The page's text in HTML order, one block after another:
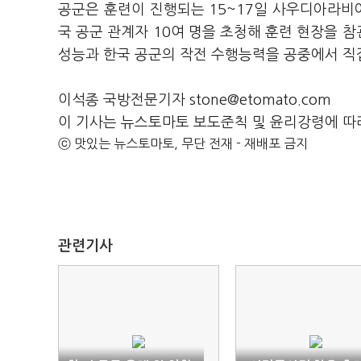
공군은 훈련이 진행되는 15~17일 사우디아라
국 공군 관계자 10여 명을 초청해 훈련 현장을
성능과 한국 공군의 작전 수행능력을 공중에서
이석종 국방전문기자 stone@etomato.com
이 기사는 뉴스토마토 보도준칙 및 윤리강령에
ⓒ 맛있는 뉴스토마토, 무단 전재 - 재배포 금지
관련기사